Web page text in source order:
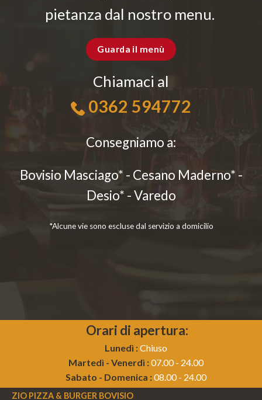
pietanza dal nostro menu.
Guarda il menù
Chiamaci al
0362 594772
Consegniamo a:
Bovisio Masciago* - Cesano Maderno* -
Desio* - Varedo
*Alcune vie sono escluse dal servizio a domicilio
Orari di apertura:
Lunedì :Chiuso
Martedì - Venerdì :07.00 - 24.00
Sabato - Domenica :08.00 - 24.00
ZIO PIZZA & BURGER BOVISIO